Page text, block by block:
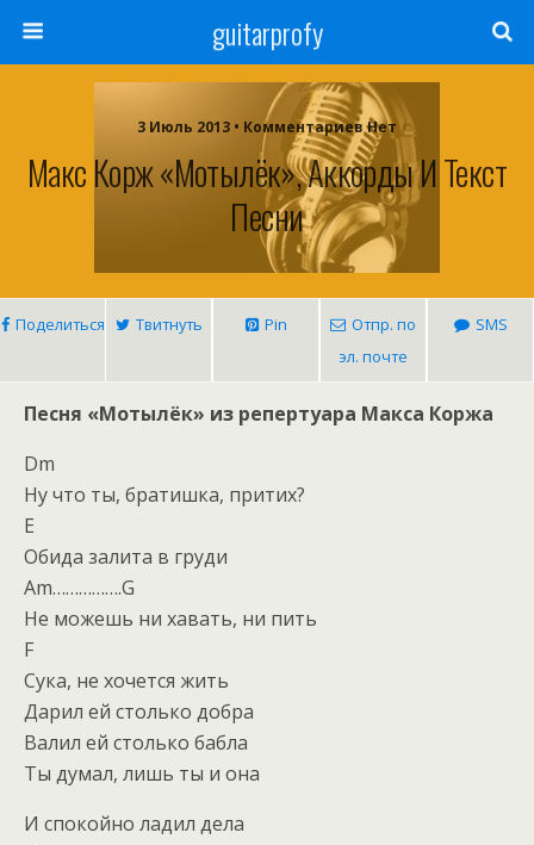
guitarprofy
3 Июль 2013 • Комментариев Нет
Макс Корж «Мотылёк», Аккорды И Текст
Песни
Поделиться Твитнуть Pin
Отпр. по
эл. почте
SMS
Песня «Мотылёк» из репертуара Макса Коржа
Dm
Ну что ты, братишка, притих?
E
Обида залита в груди
Am…………….G
Не можешь ни хавать, ни пить
F
Сука, не хочется жить
Дарил ей столько добра
Валил ей столько бабла
Ты думал, лишь ты и она
И спокойно ладил дела